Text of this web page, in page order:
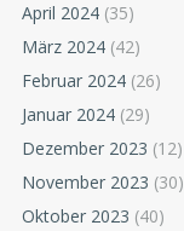
April 2024 (35)
März 2024 (42)
Februar 2024 (26)
Januar 2024 (29)
Dezember 2023 (12)
November 2023 (30)
Oktober 2023 (40)